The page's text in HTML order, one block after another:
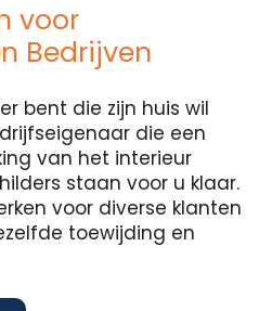
voor
Bedrijven
bent die zijn huis wil
die een
van het interieur
staan voor u klaar.
voor diverse klanten
toewijding en